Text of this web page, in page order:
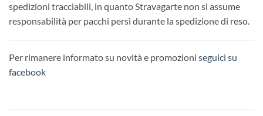
spedizioni tracciabili, in quanto Stravagarte non si assume
responsabilità per pacchi persi durante la spedizione di reso.
Per rimanere informato su novità e promozioni seguici su
facebook